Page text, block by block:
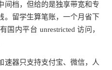
间档，但给的是独享带宽和专
。留学生算笔账，一个月省下
国内平台 unrestricted 访问，
速器只支持支付宝、微信，人